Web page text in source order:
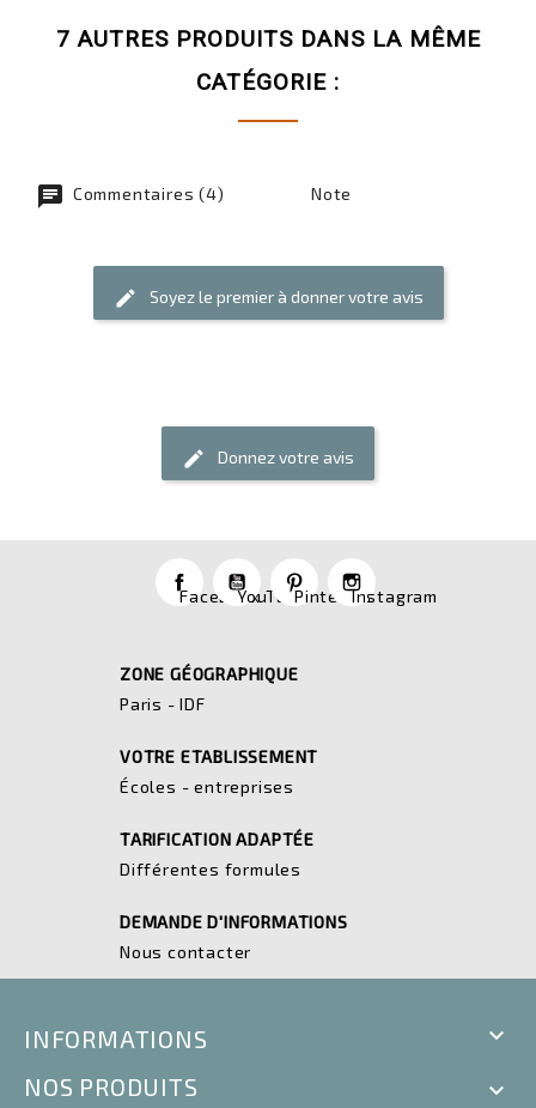
7 AUTRES PRODUITS DANS LA MÊME
CATÉGORIE :
chat Commentaires (4) Note
edit Soyez le premier à donner votre avis
edit Donnez votre avis
FacebookYouTubePinterestInstagram
ZONE GÉOGRAPHIQUE
Paris - IDF
VOTRE ETABLISSEMENT
Écoles - entreprises
TARIFICATION ADAPTÉE
Différentes formules
DEMANDE D'INFORMATIONS
Nous contacter
INFORMATIONS

NOS PRODUITS
